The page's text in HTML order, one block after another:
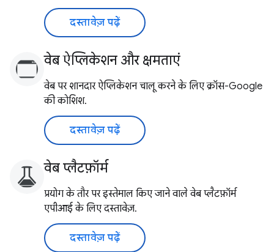
दस्तावेज़ पढ़ें
वेब ऐप्लिकेशन और क्षमताएं
वेब पर शानदार ऐप्लिकेशन चालू करने के लिए क्रॉस-Google
की कोशिश.
दस्तावेज़ पढ़ें
वेब प्लैटफ़ॉर्म
प्रयोग के तौर पर इस्तेमाल किए जाने वाले वेब प्लैटफ़ॉर्म
एपीआई के लिए दस्तावेज़.
दस्तावेज़ पढ़ें